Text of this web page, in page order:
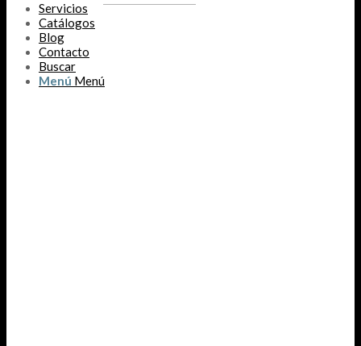
Servicios
Catálogos
Blog
Contacto
Buscar
Menú Menú